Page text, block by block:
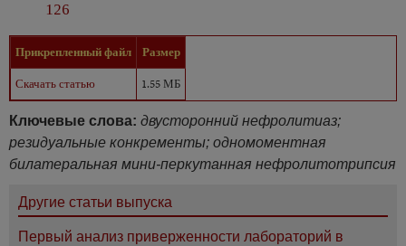
126
Прикрепленный файл
Размер
Скачать статью
1.55 МБ
Ключевые слова: двусторонний нефролитиаз;
резидуальные конкременты; одномоментная
билатеральная мини-перкутанная нефролитотрипсия
Другие статьи выпуска
Первый анализ приверженности лабораторий в